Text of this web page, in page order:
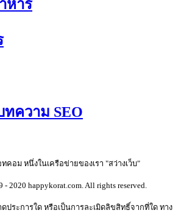
หาร
ทความ SEO
คอม หนึ่งในเครือข่ายของเรา "สว่างเว็บ"
2020 happykorat.com. All rights reserved.
ประการใด หรือเป็นการละเมิดลิขสิทธิ์จากที่ใด ทาง